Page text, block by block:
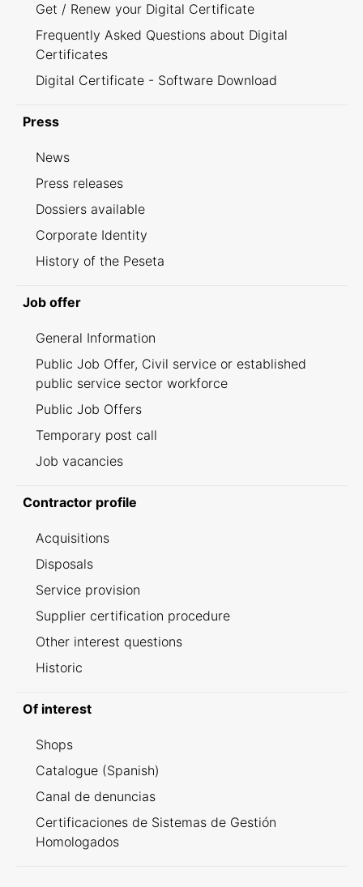
Get / Renew your Digital Certificate
Frequently Asked Questions about Digital
Certificates
Digital Certificate - Software Download
Press
News
Press releases
Dossiers available
Corporate Identity
History of the Peseta
Job offer
General Information
Public Job Offer, Civil service or established
public service sector workforce
Public Job Offers
Temporary post call
Job vacancies
Contractor profile
Acquisitions
Disposals
Service provision
Supplier certification procedure
Other interest questions
Historic
Of interest
Shops
Catalogue (Spanish)
Canal de denuncias
Certificaciones de Sistemas de Gestión
Homologados